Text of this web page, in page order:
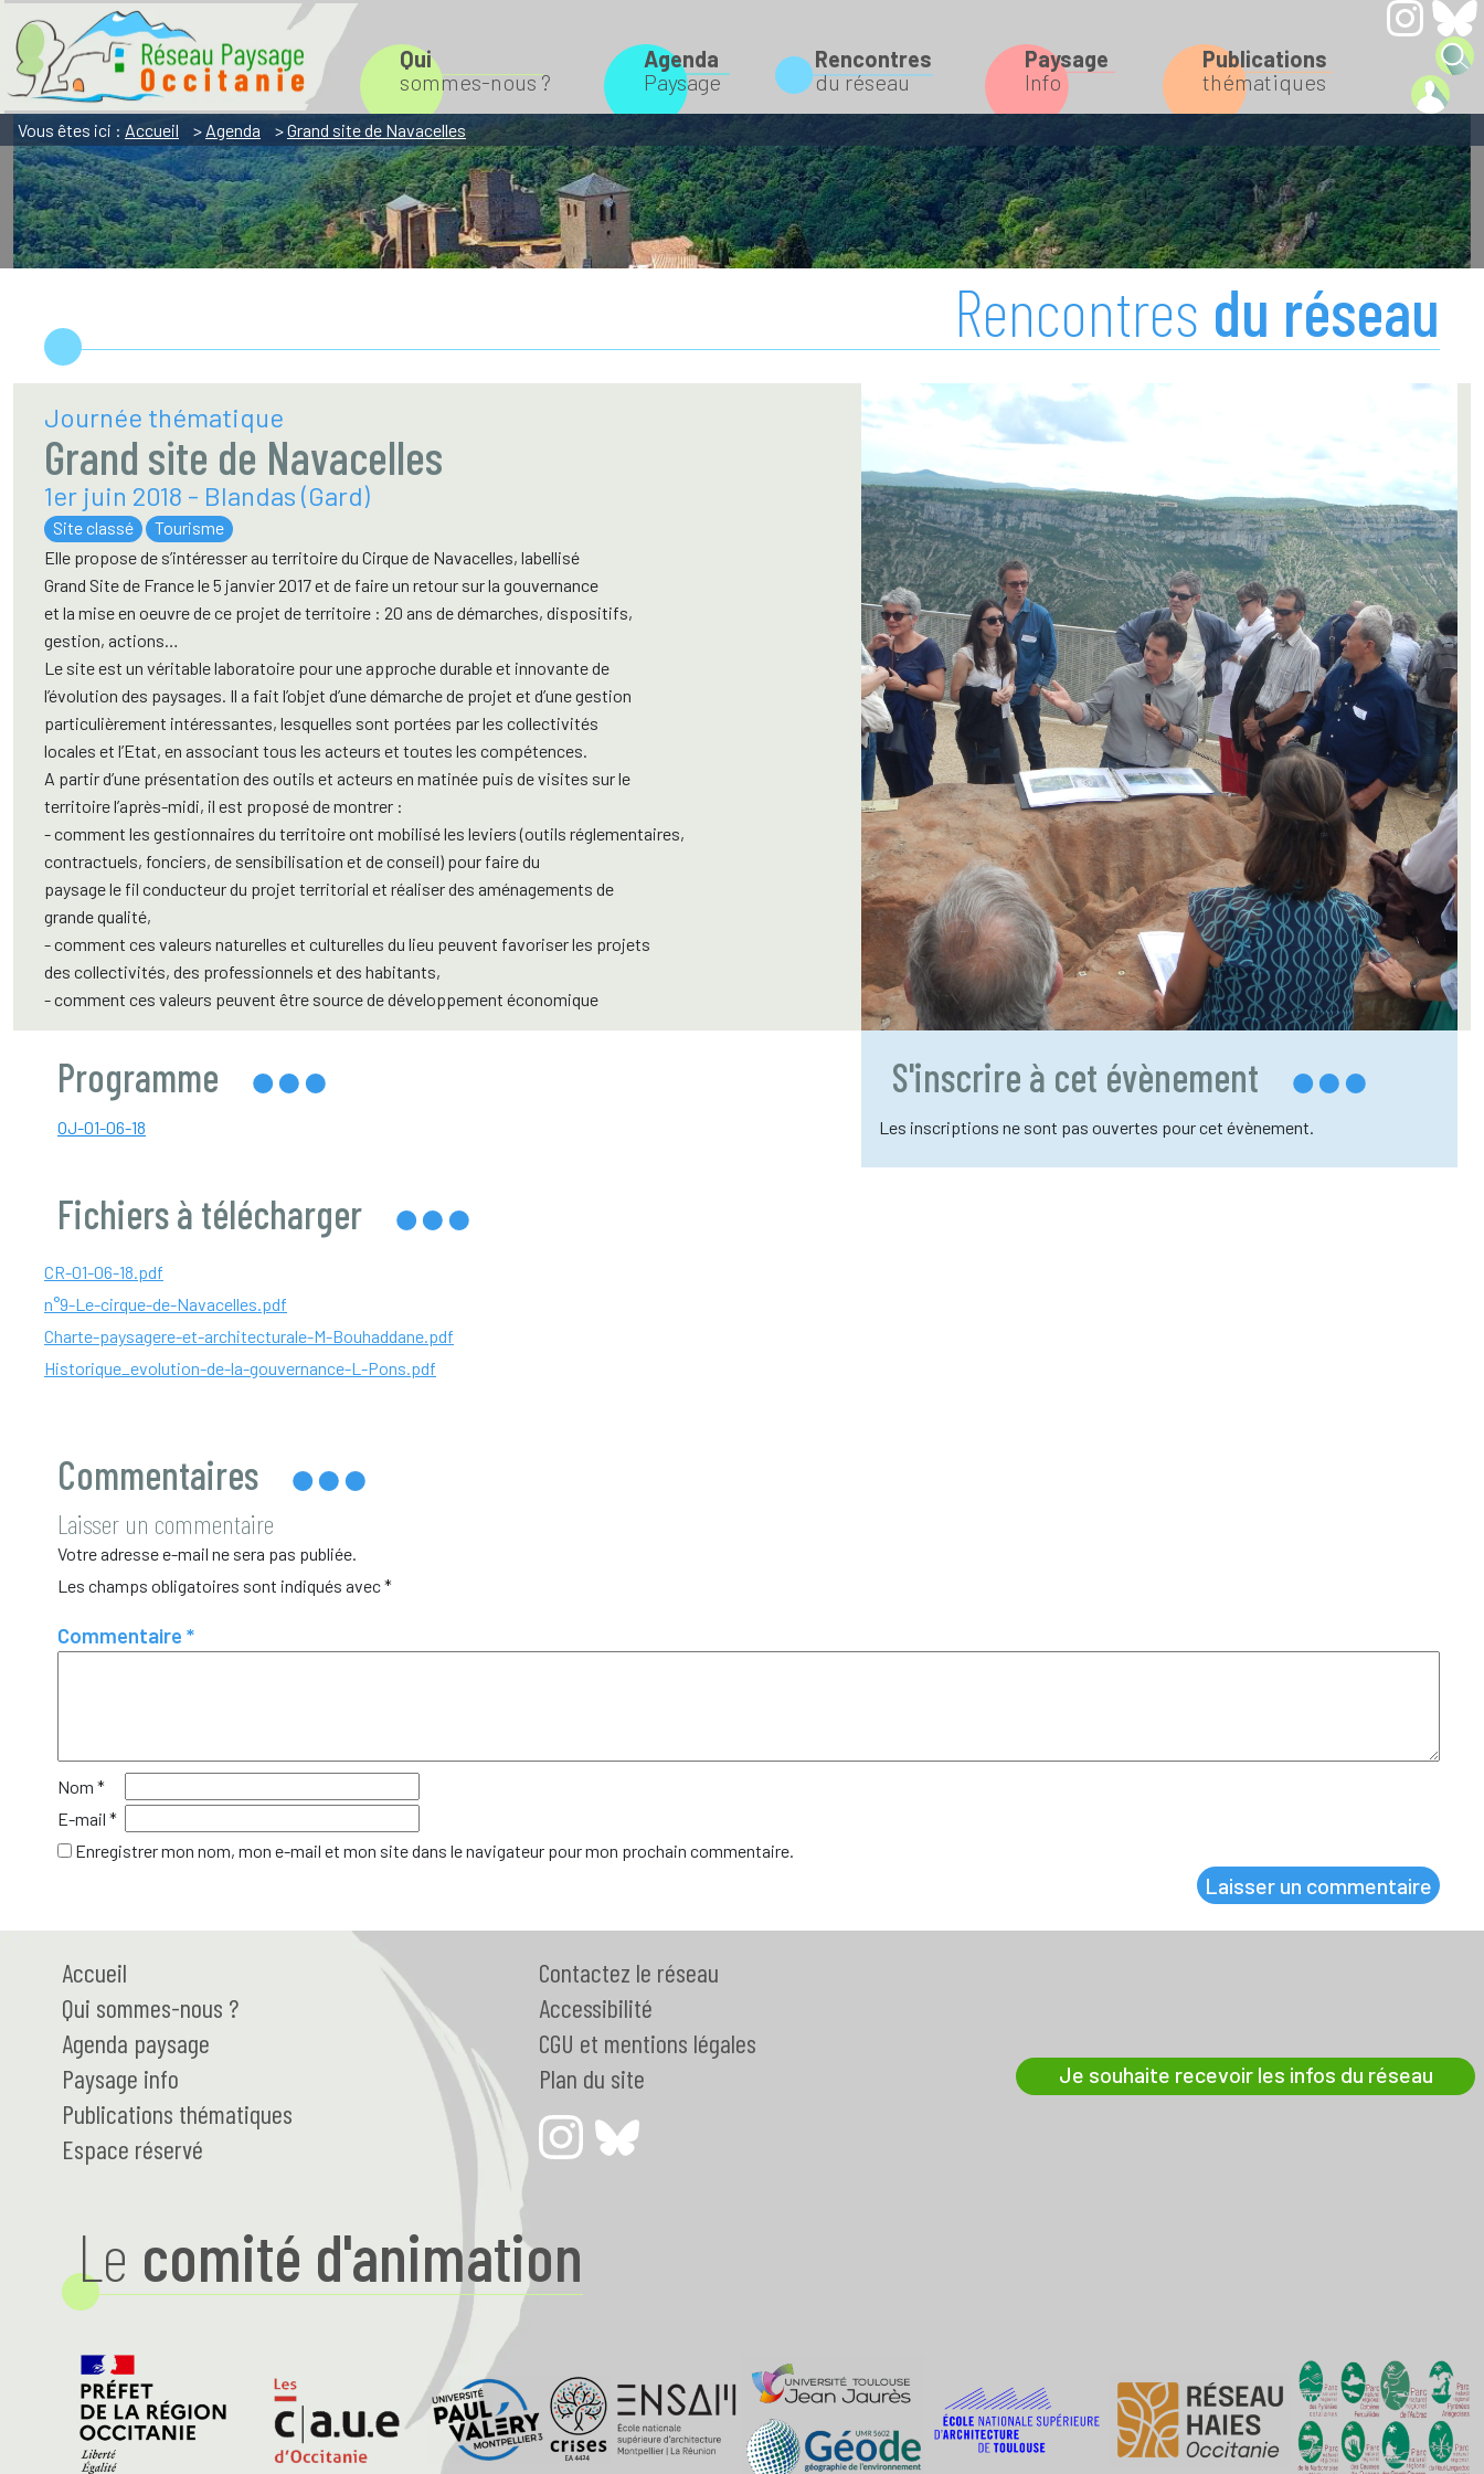
Aller
navigation
Aller
recherche
Aller
au
contenu
Qui
sommes-nous ?
Agenda
Paysage
Rencontres
du réseau
Paysage
Info
Publications
thématiques
Rechercher
Vous êtes ici : Accueil > Agenda >Grand site de Navacelles
Rencontres du réseau
Journée thématique
Grand site de Navacelles
1er juin 2018 - Blandas (Gard)
Site classé
Tourisme
Elle propose de s’intéresser au territoire du Cirque de Navacelles, labellisé
Grand Site de France le 5 janvier 2017 et de faire un retour sur la gouvernance
et la mise en oeuvre de ce projet de territoire : 20 ans de démarches, dispositifs,
gestion, actions…
Le site est un véritable laboratoire pour une approche durable et innovante de
l’évolution des paysages. Il a fait l’objet d’une démarche de projet et d’une gestion
particulièrement intéressantes, lesquelles sont portées par les collectivités
locales et l’Etat, en associant tous les acteurs et toutes les compétences.
A partir d’une présentation des outils et acteurs en matinée puis de visites sur le
territoire l’après-midi, il est proposé de montrer :
- comment les gestionnaires du territoire ont mobilisé les leviers (outils réglementaires,
contractuels, fonciers, de sensibilisation et de conseil) pour faire du
paysage le fil conducteur du projet territorial et réaliser des aménagements de
grande qualité,
- comment ces valeurs naturelles et culturelles du lieu peuvent favoriser les projets
des collectivités, des professionnels et des habitants,
- comment ces valeurs peuvent être source de développement économique
Programme
OJ-01-06-18
S'inscrire à cet évènement
Les inscriptions ne sont pas ouvertes pour cet évènement.
Fichiers à télécharger
CR-01-06-18.pdf
n°9-Le-cirque-de-Navacelles.pdf
Charte-paysagere-et-architecturale-M-Bouhaddane.pdf
Historique_evolution-de-la-gouvernance-L-Pons.pdf
Commentaires
Laisser un commentaire
Votre adresse e-mail ne sera pas publiée.
Les champs obligatoires sont indiqués avec*
Commentaire *
Nom *
E-mail *
Enregistrer mon nom, mon e-mail et mon site dans le navigateur pour mon prochain commentaire.
Accueil
Qui sommes-nous ?
Agenda paysage
Paysage info
Publications thématiques
Espace réservé
Contactez le réseau
Accessibilité
CGU et mentions légales
Plan du site
Je souhaite recevoir les infos du réseau
Le comité d'animation